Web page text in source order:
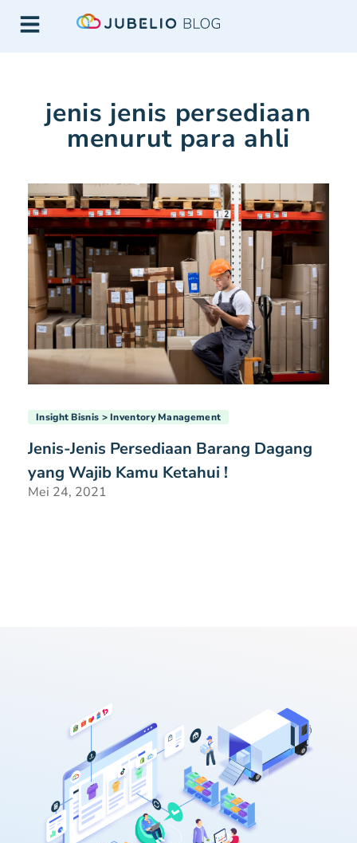
jenis jenis persediaan
menurut para ahli
Insight Bisnis Inventory Management
Jenis-Jenis Persediaan Barang Dagang
yang Wajib Kamu Ketahui !
Mei 24, 2021